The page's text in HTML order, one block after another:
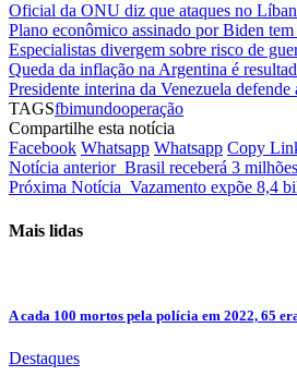
Oficial da ONU diz que ataques no
Plano econômico assinado por Biden
Especialistas divergem sobre risco de
Queda da inflação na Argentina é
Presidente interina da Venezuela defende
TAGSfbimundooperação
Compartilhe esta notícia
Facebook Whatsapp Whatsapp Copy
Notícia anterior Brasil receberá 3
Próxima Notícia Vazamento expõe 8,4
Mais lidas
A cada 100 mortos pela polícia em 2022, 65
Destaques